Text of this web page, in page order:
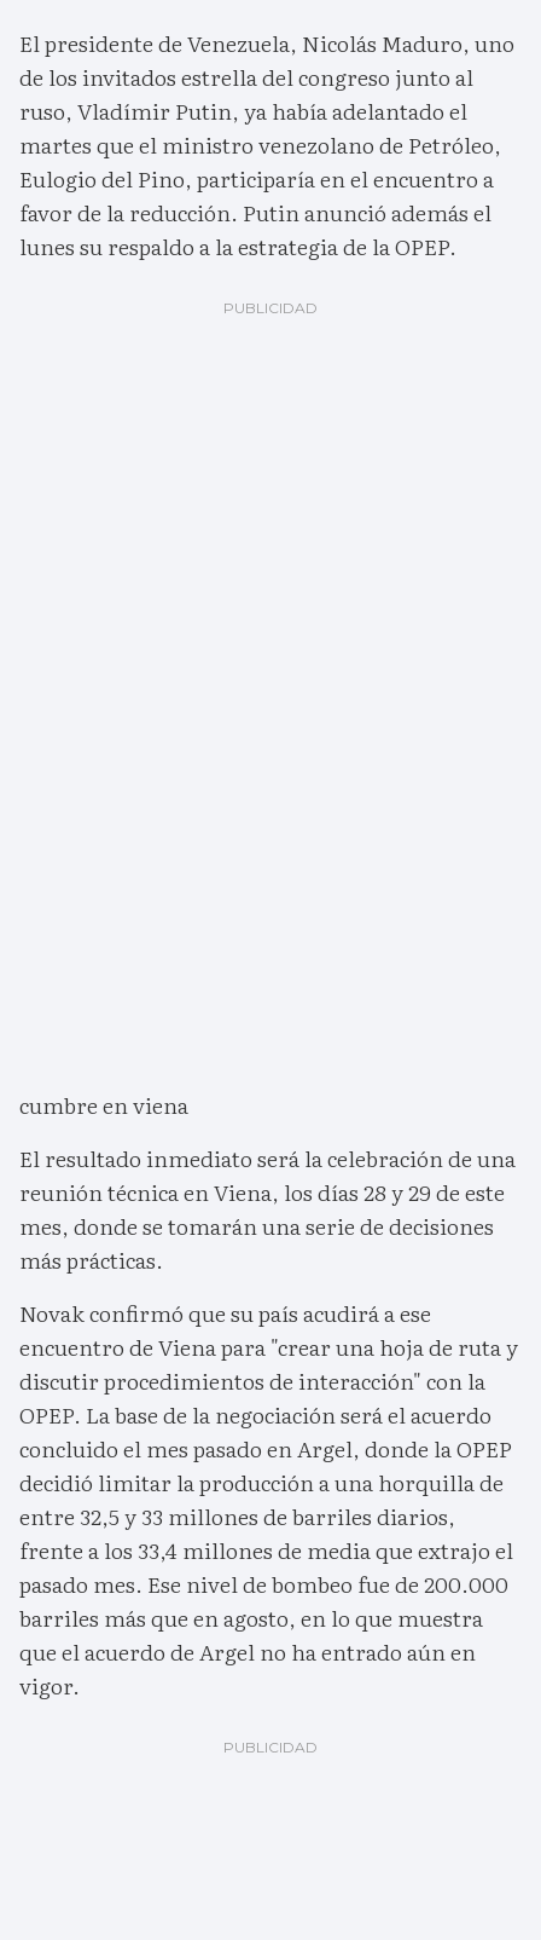
El presidente de Venezuela, Nicolás Maduro, uno
de los invitados estrella del congreso junto al
ruso, Vladímir Putin, ya había adelantado el
martes que el ministro venezolano de Petróleo,
Eulogio del Pino, participaría en el encuentro a
favor de la reducción. Putin anunció además el
lunes su respaldo a la estrategia de la OPEP.
cumbre en viena
El resultado inmediato será la celebración de una
reunión técnica en Viena, los días 28 y 29 de este
mes, donde se tomarán una serie de decisiones
más prácticas.
Novak confirmó que su país acudirá a ese
encuentro de Viena para "crear una hoja de ruta y
discutir procedimientos de interacción" con la
OPEP. La base de la negociación será el acuerdo
concluido el mes pasado en Argel, donde la OPEP
decidió limitar la producción a una horquilla de
entre 32,5 y 33 millones de barriles diarios,
frente a los 33,4 millones de media que extrajo el
pasado mes. Ese nivel de bombeo fue de 200.000
barriles más que en agosto, en lo que muestra
que el acuerdo de Argel no ha entrado aún en
vigor.